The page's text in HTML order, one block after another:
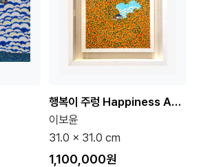
행복이 주렁 Happiness Abounds 6호 (원화)
이보윤
31.0 x 31.0 cm
1,100,000원